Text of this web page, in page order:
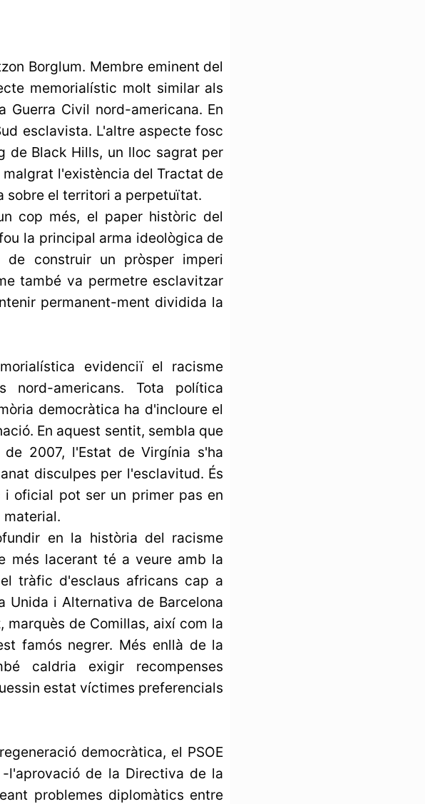
Borglum. Membre eminent del
memorialístic molt similar als
Civil nord-americana. En
esclavista. L'altre aspecte fosc
de Black Hills, un lloc sagrat per
l'existència del Tractat de
sobre el territori a perpetuïtat.
cop més, el paper històric del
la principal arma ideològica de
de construir un pròsper imperi
també va permetre esclavitzar
permanent-ment dividida la
evidenciï el racisme
americans. Tota política
democràtica ha d'incloure el
En aquest sentit, sembla que
2007, l'Estat de Virgínia s'ha
disculpes per l'esclavitud. És
oficial pot ser un primer pas en
material.
en la història del racisme
més lacerant té a veure amb la
tràfic d'esclaus africans cap a
Unida i Alternativa de Barcelona
de Comillas, així com la
famós negrer. Més enllà de la
caldria exigir recompenses
estat víctimes preferencials
democràtica, el PSOE
l'aprovació de la Directiva de la
problemes diplomàtics entre